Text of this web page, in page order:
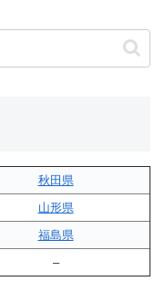
秋田県
山形県
福島県
–